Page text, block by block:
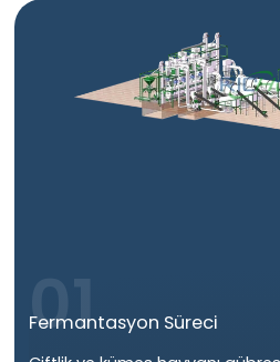
01
Fermantasyon Süreci